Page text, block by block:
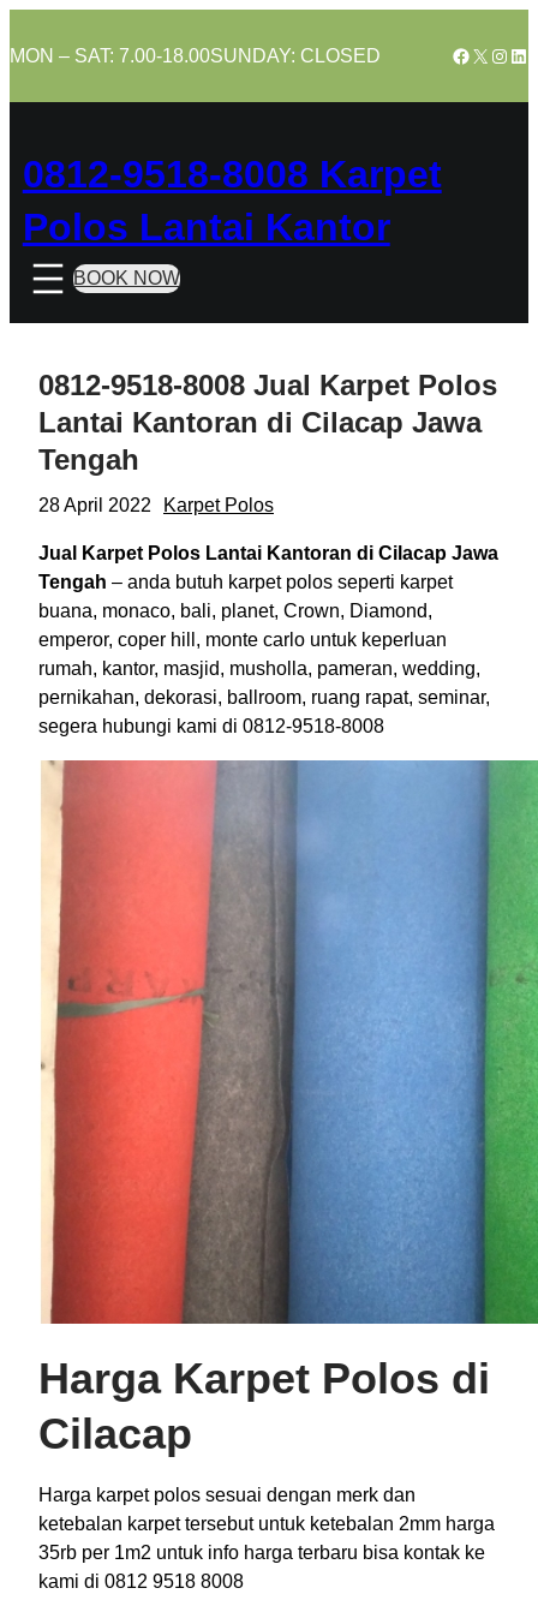
to
MON – SAT: 7.00-18.00SUNDAY: CLOSED Facebook
X
0812-9518-8008 Karpet
Polos Lantai Kantor
BOOK NOW
0812-9518-8008 Jual Karpet Polos
Lantai Kantoran di Cilacap Jawa
Tengah
28 April 2022 Karpet Polos
Jual Karpet Polos Lantai Kantoran di Cilacap Jawa
Tengah – anda butuh karpet polos seperti karpet
buana, monaco, bali, planet, Crown, Diamond,
emperor, coper hill, monte carlo untuk keperluan
rumah, kantor, masjid, musholla, pameran, wedding,
pernikahan, dekorasi, ballroom, ruang rapat, seminar,
segera hubungi kami di 0812-9518-8008
Harga Karpet Polos di
Cilacap
Harga karpet polos sesuai dengan merk dan
ketebalan karpet tersebut untuk ketebalan 2mm harga
35rb per 1m2 untuk info harga terbaru bisa kontak ke
kami di 0812 9518 8008